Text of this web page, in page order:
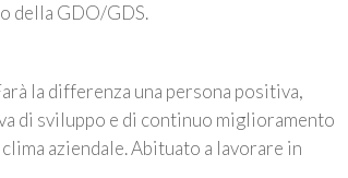
della GDO/GDS.
la differenza una persona positiva,
di sviluppo e di continuo miglioramento
aziendale. Abituato a lavorare in